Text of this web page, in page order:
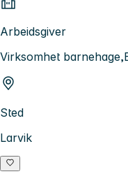
Arbeidsgiver
Virksomhet
Sted
Larvik